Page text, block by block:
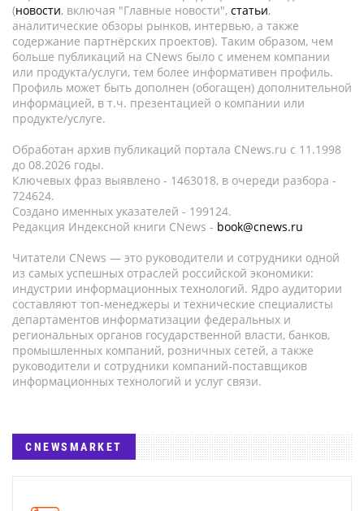
(новости, включая "Главные новости", статьи,
аналитические обзоры рынков, интервью, а также
содержание партнёрских проектов). Таким образом, чем
больше публикаций на CNews было с именем компании
или продукта/услуги, тем более информативен профиль.
Профиль может быть дополнен (обогащен) дополнительной
информацией, в т.ч. презентацией о компании или
продукте/услуге.
Обработан архив публикаций портала CNews.ru c 11.1998
до 08.2026 годы.
Ключевых фраз выявлено - 1463018, в очереди разбора -
724624.
Создано именных указателей - 199124.
Редакция Индексной книги CNews - book@cnews.ru
Читатели CNews — это руководители и сотрудники одной
из самых успешных отраслей российской экономики:
индустрии информационных технологий. Ядро аудитории
составляют топ-менеджеры и технические специалисты
департаментов информатизации федеральных и
региональных органов государственной власти, банков,
промышленных компаний, розничных сетей, а также
руководители и сотрудники компаний-поставщиков
информационных технологий и услуг связи.
CNEWSMARKET